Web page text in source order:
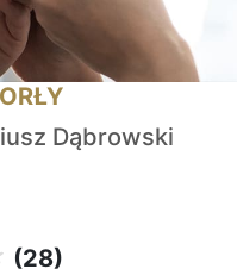
Dąbrowski
(28)